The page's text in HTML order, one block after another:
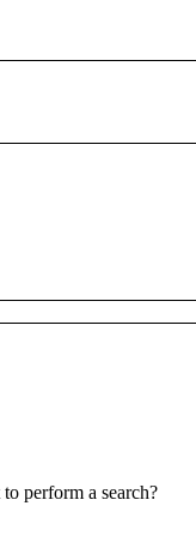
perform a search?